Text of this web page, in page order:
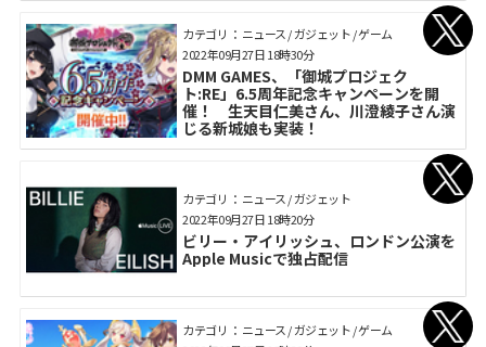
カテゴリ： ニュース / ガジェット / ゲーム
DMM GAMES、「御城プロジェク
ト:RE」6.5周年記念キャンペーンを開
催！ 生天目仁美さん、川澄綾子さん演
じる新城娘も実装！
2022年09月27日 18時30分
カテゴリ： ニュース / ガジェット
ビリー・アイリッシュ、ロンドン公演を
Apple Musicで独占配信
2022年09月27日 18時20分
カテゴリ： ニュース / ガジェット / ゲーム